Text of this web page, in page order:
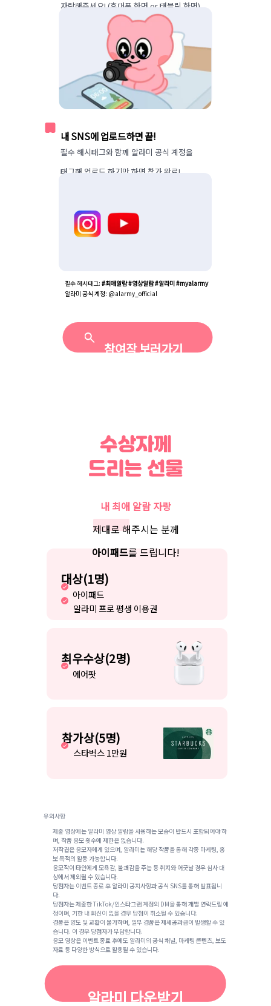
알라미 다운받기
유의사항
제출 영상에는 알라미 영상 알람을 사용하는 모습이 반드시 포함되어야 하
며, 작품 응모 횟수에 제한은 없습니다.
저작권은 응모자에게 있으며, 알라미는 해당 작품을 통해 각종 마케팅, 홍
보 목적의 활동 가능합니다.
응모작이 타인에게 모욕감, 불쾌감을 주는 등 취지와 어긋날 경우 심사 대
상에서 제외될 수 있습니다.
당첨자는 이벤트 종료 후 알라미 공지사항과 공식 SNS를 통해 발표됩니
다.
당첨자는 제출한 TikTok/인스타그램 계정의 DM을 통해 개별 연락드릴 예
정이며, 기한 내 회신이 없을 경우 당첨이 취소될 수 있습니다.
경품은 양도 및 교환이 불가하며, 일부 경품은 제세공과금이 발생할 수 있
습니다. 이 경우 당첨자가 부담합니다.
응모 영상은 이벤트 종료 후에도 알라미의 공식 채널, 마케팅 콘텐츠, 보도
자료 등 다양한 방식으로 활용될 수 있습니다.
3
자랑해주세요! (휴대폰 화면 or 태블릿 화면)
필수 해시태그와 함께 알라미 공식 계정을
태그해 업로드 하기만 하면 참가 완료!
필수 해시태그: #최애알람 #영상알람 #알라미 #myalarmy
알라미 공식 계정: @alarmy_official
참여작 보러가기
내 SNS에 업로드하면 끝!
스타벅스 1만원
참가상(5명)
내 최애 알람 자랑
제대로 해주시는 분께
아이패드를 드립니다!
에어팟
최우수상(2명)
아이패드
알라미 프로 평생 이용권
대상(1명)